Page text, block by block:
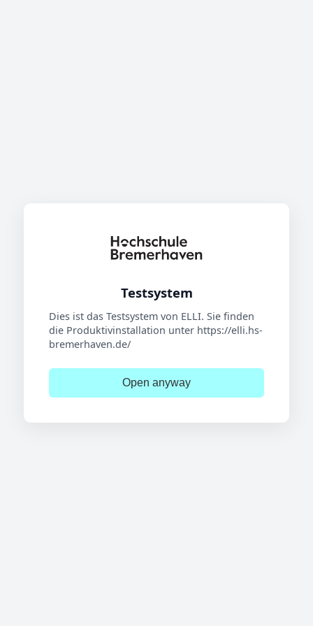
Testsystem
Dies ist das Testsystem von ELLI. Sie finden
die Produktivinstallation unter https://elli.hs-
bremerhaven.de/
Open anyway